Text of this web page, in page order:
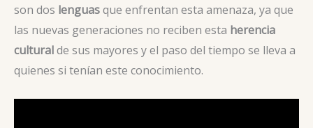
son dos lenguasque enfrentan esta amenaza, ya que
las nuevas generaciones no reciben esta herencia
culturalde sus mayores y el paso del tiempo se lleva a
quienes si tenían este conocimiento.